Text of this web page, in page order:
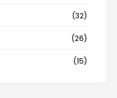
(32)
(26)
(15)